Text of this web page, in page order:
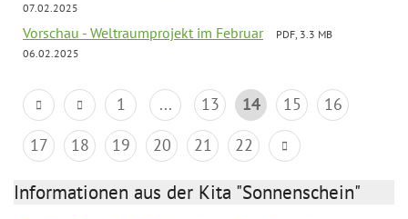
07.02.2025
Vorschau - Weltraumprojekt im Februar
PDF, 3.3 MB
06.02.2025
1 ... 13 14 15
16
17
18 19 20 21 22
Informationen aus der Kita "Sonnenschein"